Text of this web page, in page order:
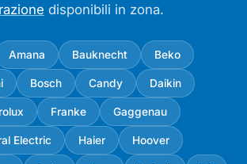
disponibili in zona.
Amana Bauknecht Beko
Bosch Candy Daikin
Franke Gaggenau
Electric Haier Hoover